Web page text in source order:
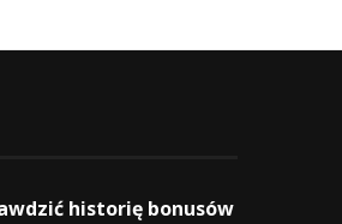
historię bonusów